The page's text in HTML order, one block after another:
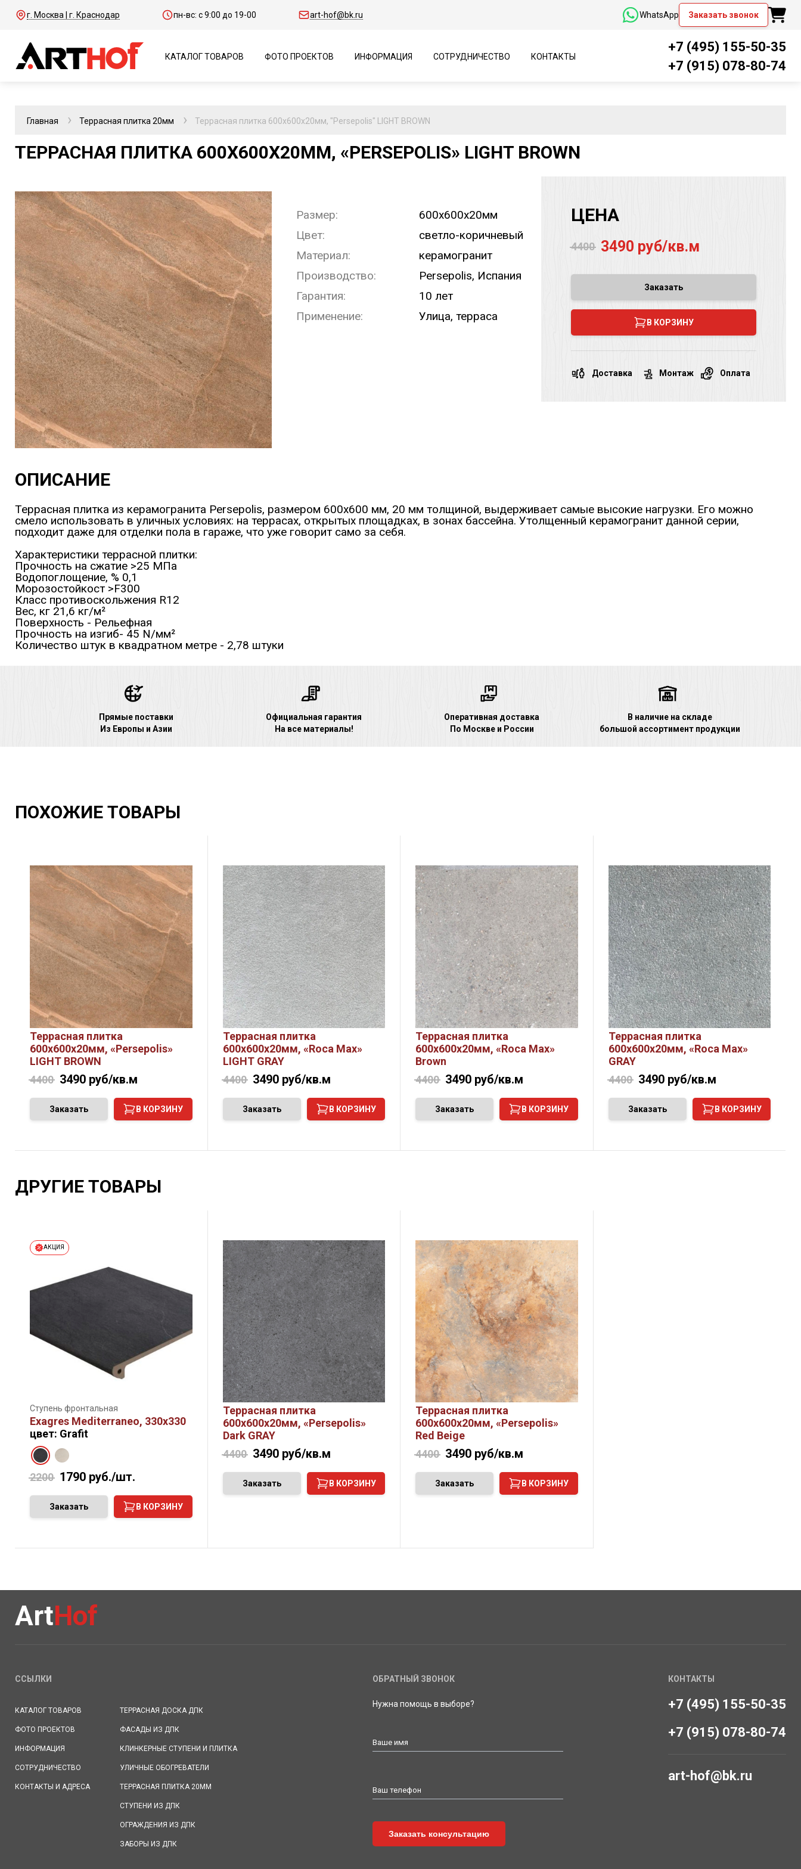
г. Москва | г. Краснодар пн-вс: с 9:00 до 19-00 art-hof@bk.ru WhatsApp Заказать звонок
КАТАЛОГ ТОВАРОВ ФОТО ПРОЕКТОВ ИНФОРМАЦИЯ СОТРУДНИЧЕСТВО КОНТАКТЫ
+7 (495) 155-50-35
+7 (915) 078-80-74
Главная Террасная плитка 20мм Террасная плитка 600х600х20мм, "Persepolis" LIGHT BROWN
ТЕРРАСНАЯ ПЛИТКА 600Х600Х20ММ, «PERSEPOLIS» LIGHT BROWN
Размер:
600х600х20мм
Цвет:
светло-коричневый
Материал:
керамогранит
Производство:
Persepolis, Испания
Гарантия:
10 лет
Применение:
Улица, терраса
ЦЕНА
4400 3490 руб/кв.м
Заказать
В КОРЗИНУ
Доставка Монтаж Оплата
ОПИСАНИЕ
Террасная плитка из керамогранита Persepolis, размером 600х600 мм, 20 мм толщиной, выдерживает самые высокие нагрузки. Его можно
смело использовать в уличных условиях: на террасах, открытых площадках, в зонах бассейна. Утолщенный керамогранит данной серии,
подходит даже для отделки пола в гараже, что уже говорит само за себя.
Характеристики террасной плитки:
Прочность на сжатие >25 МПа
Водопоглощение, % 0,1
Морозостойкост >F300
Класс противоскольжения R12
Вес, кг 21,6 кг/м²
Поверхность - Рельефная
Прочность на изгиб- 45 N/мм²
Количество штук в квадратном метре - 2,78 штуки
Прямые поставки
Из Европы и Азии
Официальная гарантия
На все материалы!
Оперативная доставка
По Москве и России
В наличие на складе
большой ассортимент продукции
ПОХОЖИЕ ТОВАРЫ
Террасная плитка
600х600х20мм, «Persepolis»
LIGHT BROWN
4400 3490 руб/кв.м
Заказать В КОРЗИНУ
Террасная плитка
600х600х20мм, «Roca Max»
LIGHT GRAY
4400 3490 руб/кв.м
Заказать В КОРЗИНУ
Террасная плитка
600х600х20мм, «Roca Max»
Brown
4400 3490 руб/кв.м
Заказать В КОРЗИНУ
Террасная плитка
600х600х20мм, «Roca Max»
GRAY
4400 3490 руб/кв.м
Заказать В КОРЗИНУ
ДРУГИЕ ТОВАРЫ
АКЦИЯ
Ступень фронтальная
Exagres Mediterraneo, 330х330
цвет: Grafit
2200 1790 руб./шт.
Заказать В КОРЗИНУ
Террасная плитка
600х600х20мм, «Persepolis»
Dark GRAY
4400 3490 руб/кв.м
Заказать В КОРЗИНУ
Террасная плитка
600х600х20мм, «Persepolis»
Red Beige
4400 3490 руб/кв.м
Заказать В КОРЗИНУ
ArtHof
ССЫЛКИ
КАТАЛОГ ТОВАРОВ
ФОТО ПРОЕКТОВ
ИНФОРМАЦИЯ
СОТРУДНИЧЕСТВО
КОНТАКТЫ И АДРЕСА
ТЕРРАСНАЯ ДОСКА ДПК
ФАСАДЫ ИЗ ДПК
КЛИНКЕРНЫЕ СТУПЕНИ И ПЛИТКА
УЛИЧНЫЕ ОБОГРЕВАТЕЛИ
ТЕРРАСНАЯ ПЛИТКА 20ММ
СТУПЕНИ ИЗ ДПК
ОГРАЖДЕНИЯ ИЗ ДПК
ЗАБОРЫ ИЗ ДПК
ОБРАТНЫЙ ЗВОНОК
Нужна помощь в выборе?
Ваше имя
Ваш телефон
КОНТАКТЫ
+7 (495) 155-50-35
+7 (915) 078-80-74
art-hof@bk.ru